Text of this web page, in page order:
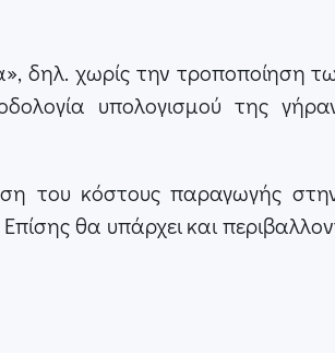
δηλ. χωρίς την τροποποίηση
υπολογισμού της
του κόστους παραγωγής
θα υπάρχει και